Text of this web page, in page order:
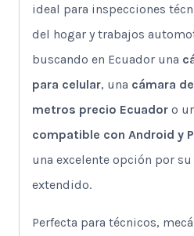
ideal para inspecciones
del hogar y trabajos
buscando en Ecuador una
para celular, una cámara
metros precio Ecuador o
compatible con Android y
una excelente opción por
extendido.
Perfecta para técnicos,